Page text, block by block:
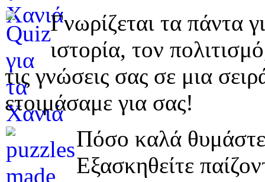
Γνωρίζεται τα πάντα
ιστορία, τον
τις γνώσεις σας σε μια
ετοιμάσαμε για σας!
Πόσο καλά
Εξασκηθείτε